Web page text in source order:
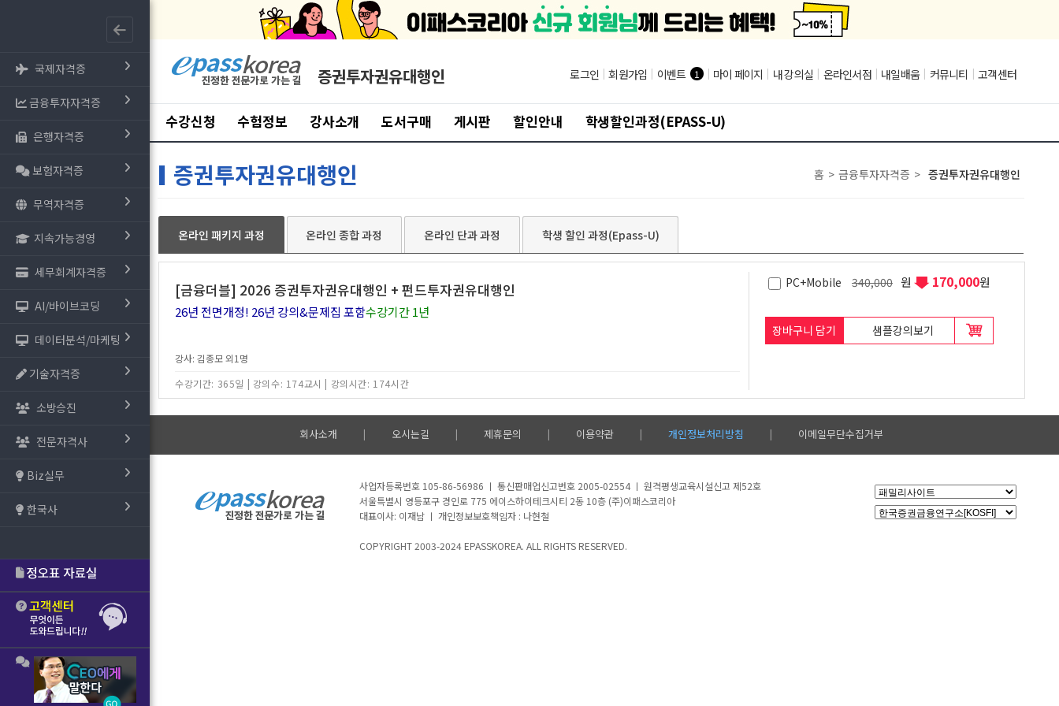
국제자격증
금융투자자격증
은행자격증
보험자격증
무역자격증
지속가능경영
세무회계자격증
AI/바이브코딩
데이터분석/마케팅
기술자격증
소방승진
전문자격사
Biz실무
한국사
증권투자권유대행인 로그인 | 회원가입 | 이벤트 1 | 마이 페이지 | 내 강의실 | 온라인서점 | 내일배움 | 커뮤니티 | 고객센터
수강신청 수험정보 강사소개 도서구매 게시판 할인안내 학생할인과정(EPASS-U)
증권투자권유대행인 홈 > 금융투자자격증 > 증권투자권유대행인
온라인 패키지 과정 온라인 종합 과정 온라인 단과 과정 학생 할인 과정(Epass-U)
[금융더블] 2026 증권투자권유대행인 + 펀드투자권유대행인
26년 전면개정! 26년 강의&문제집 포함수강기간 1년
강사: 김종모 외1명
수강기간: 365일 | 강의수: 174교시 | 강의시간: 174시간
PC+Mobile 340,000 원 170,000원
장바구니 담기 샘플강의보기
회사소개 | 오시는길 | 제휴문의 | 이용약관 | 개인정보처리방침 | 이메일무단수집거부
사업자등록번호 105-86-56986 ㅣ 통신판매업신고번호 2005-02554 ㅣ 원격평생교육시설신고 제52호
서울특별시 영등포구 경인로 775 에이스하이테크시티 2동 10층 (주)이패스코리아
대표이사: 이재남 ㅣ 개인정보보호책임자 : 나현철
COPYRIGHT 2003-2024 EPASSKOREA. ALL RIGHTS RESERVED.